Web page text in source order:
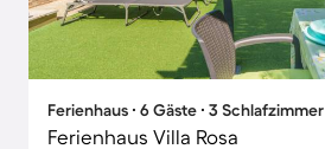
Ferienhaus ∙ 6 Gäste ∙ 3 Schlafzimmer
Ferienhaus Villa Rosa